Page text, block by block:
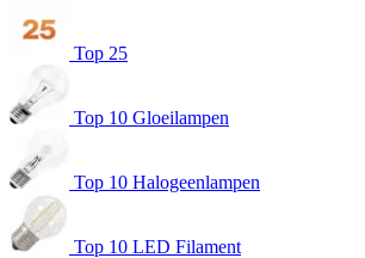
Top 25
Top 10 Gloeilampen
Top 10 Halogeenlampen
Top 10 LED Filament